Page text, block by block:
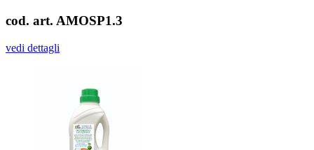
cod. art. AMOSP1.3
vedi dettagli